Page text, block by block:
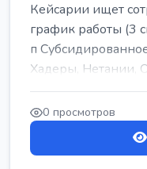
Кейсарии ищет
график работы (3
п
Хадеры, Нетании,
0 просмотров